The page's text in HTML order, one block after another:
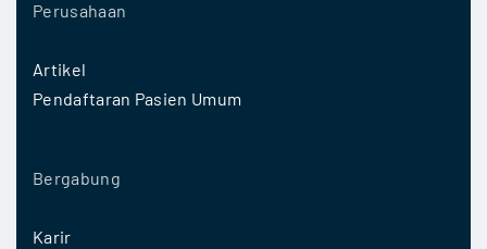
Perusahaan
Artikel
Pendaftaran Pasien Umum
Bergabung
Karir